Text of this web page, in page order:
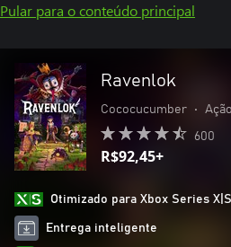
Pular para o conteúdo principal
Ravenlok
Cococucumber •
600
R$92,45+
Otimizado para Xbox Series X|S
Entrega inteligente